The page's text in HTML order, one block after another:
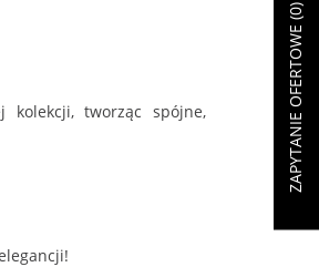
kolekcji, tworząc spójne,
ZAPYTANIE OFERTOWE (
0
)